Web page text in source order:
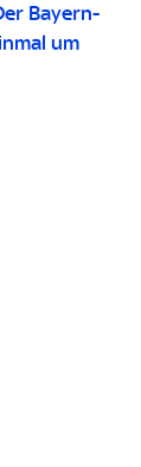
Bayern-
um